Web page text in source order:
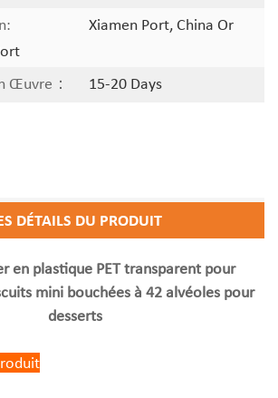
Xiamen Port, China Or
Œuvre：
15-20 Days
DÉTAILS DU PRODUIT
en plastique PET transparent pour
mini bouchées à 42 alvéoles pour
desserts